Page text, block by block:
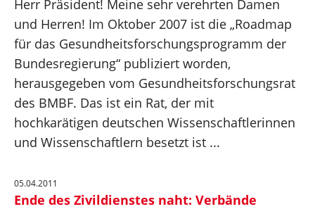
Herr Präsident! Meine sehr verehrten Damen
und Herren! Im Oktober 2007 ist die „Roadmap
für das Gesundheitsforschungsprogramm der
Bundesregierung“ publiziert worden,
herausgegeben vom Gesundheitsforschungsrat
des BMBF. Das ist ein Rat, der mit
hochkarätigen deutschen Wissenschaftlerinnen
und Wissenschaftlern besetzt ist ...
05.04.2011
Ende des Zivildienstes naht: Verbände